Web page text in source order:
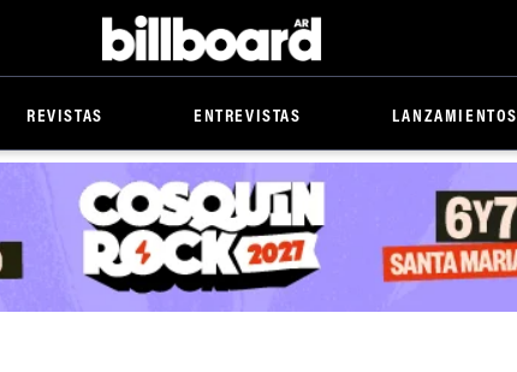
Billboard
REVISTAS ENTREVISTAS LANZAMIENTOS